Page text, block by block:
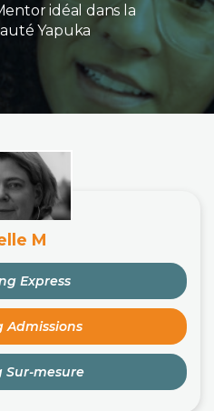
idéal dans la
Yapuka
M
Express
Admissions
Sur-mesure